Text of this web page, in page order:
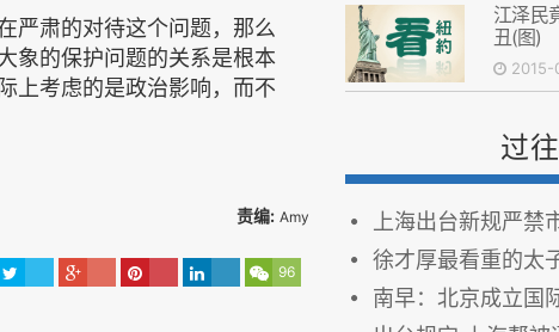
严肃的对待这个问题，那么
象的保护问题的关系是根本
上考虑的是政治影响，而不
责编: Amy
96
江泽民
丑(图)
2015-
过
上海出台新规严禁
徐才厚最看重的太
南早：北京成立国